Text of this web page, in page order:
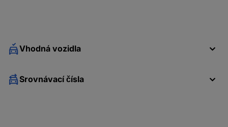
Vhodná vozidla
Srovnávací čísla